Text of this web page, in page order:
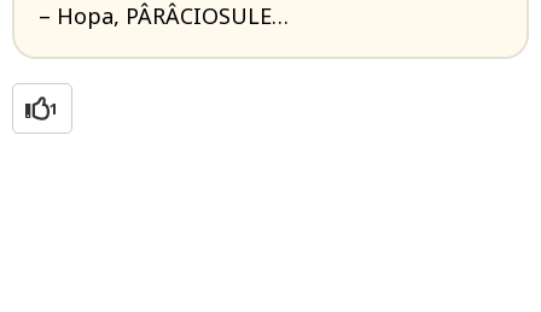
– Hopa, PÂRÂCIOSULE…
1